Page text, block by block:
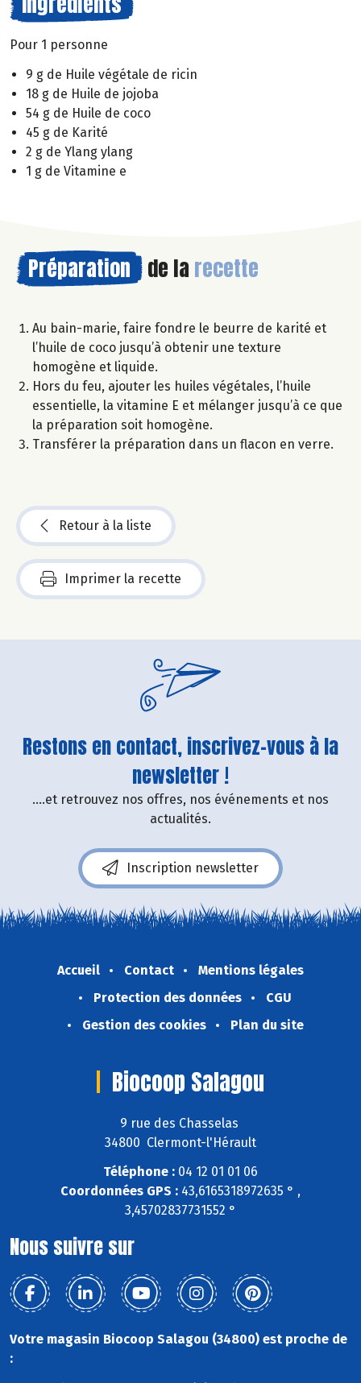
Pour 1 personne
9 g de Huile végétale de ricin
18 g de Huile de jojoba
54 g de Huile de coco
45 g de Karité
2 g de Ylang ylang
1 g de Vitamine e
Préparation de la recette
Au bain-marie, faire fondre le beurre de karité et
l’huile de coco jusqu’à obtenir une texture
homogène et liquide.
Hors du feu, ajouter les huiles végétales, l’huile
essentielle, la vitamine E et mélanger jusqu’à ce que
la préparation soit homogène.
Transférer la préparation dans un flacon en verre.
Retour à la liste
Imprimer la recette
Restons en contact, inscrivez-vous à la
newsletter !
....et retrouvez nos offres, nos événements et nos
actualités.
Inscription newsletter
Accueil Contact
Mentions légales
Protection des données
CGU
Gestion des cookies
Plan du site
Biocoop Salagou
9 rue des Chasselas
34800 Clermont-l'Hérault
Téléphone : 04 12 01 01 06
Coordonnées GPS : 43,6165318972635 ° ,
3,45702837731552 °
Nous suivre sur
Votre magasin Biocoop Salagou (34800) est proche de
: